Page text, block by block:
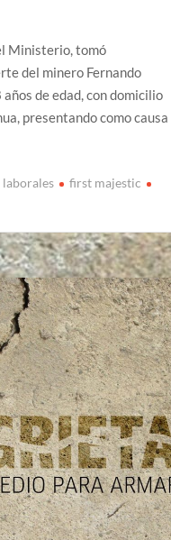
Ministerio, tomó
del minero Fernando
de edad, con domicilio
presentando como causa
first majestic